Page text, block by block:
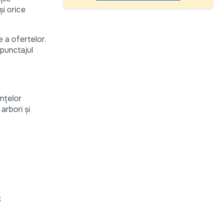
orice
a ofertelor.
și